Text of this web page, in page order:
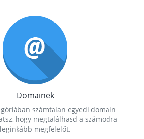
Domainek
számtalan egyedi domain
hogy megtalálhasd a számodra
leginkább megfelelőt.